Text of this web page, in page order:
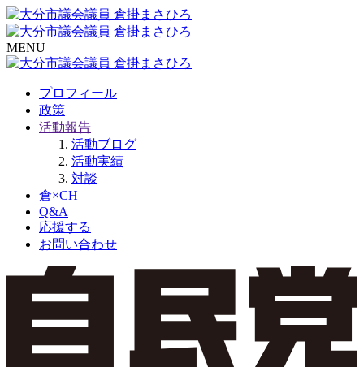
MENU
プロフィール
政策
活動報告
活動ブログ
活動実績
対談
倉×CH
Q&A
応援する
お問い合わせ